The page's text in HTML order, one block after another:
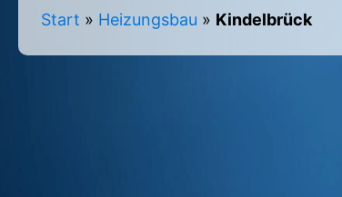
Start » Heizungsbau » Kindelbrück